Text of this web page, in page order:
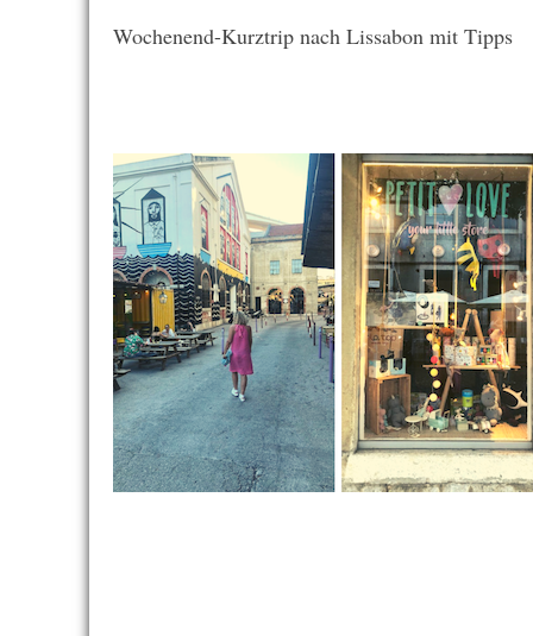
Wochenend-Kurztrip nach Lissabon mit Tipps